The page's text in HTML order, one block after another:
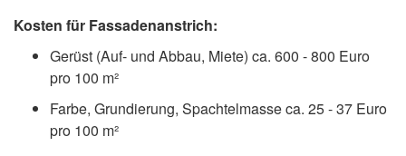
Kosten für Fassadenanstrich:
Gerüst (Auf- und Abbau, Miete) ca. 600 - 800 Euro
pro 100 m²
Farbe, Grundierung, Spachtelmasse ca. 25 - 37 Euro
pro 100 m²